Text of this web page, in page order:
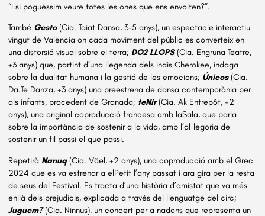
“I si poguéssim veure totes les ones que ens envolten?”.
També Gesto(Cia. Taiat Dansa, 3-5 anys), un espectacle interactiu
vingut de València on cada moviment del públic es converteix en
una distorsió visual sobre el terra; DO2 LLOPS(Cia. Engruna Teatre,
+3 anys) que, partint d’una llegenda dels indis Cherokee, indaga
sobre la dualitat humana i la gestió de les emocions; Únicos(Cia.
Da.Te Danza, +3 anys) una preestrena de dansa contemporània per
als infants, procedent de Granada; teNir(Cia. Ak Entrepôt, +2
anys), una original coproducció francesa amb laSala, que parla
sobre la importància de sostenir a la vida, amb l’al·legoria de
sostenir un fil passi el que passi.
Repetirà Nanuq(Cia. Vöel, +2 anys), una coproducció amb el Grec
2024 que es va estrenar a elPetit l’any passat i ara gira per la resta
de seus del Festival. Es tracta d’una història d’amistat que va més
enllà dels prejudicis, explicada a través del llenguatge del circ;
Juguem?(Cia. Ninnus), un concert per a nadons que representa un